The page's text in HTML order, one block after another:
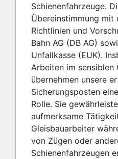
Schienenfahrzeuge.
Übereinstimmung mit
Richtlinien und
Bahn AG (DB AG)
Unfallkasse (EUK).
Arbeiten im sensiblen
übernehmen unsere
Sicherungsposten
Rolle. Sie
aufmerksame
Gleisbauarbeiter
von Zügen oder
Schienenfahrzeugen